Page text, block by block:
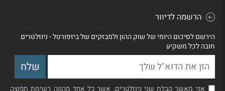
הרשמה לדיוור
הירשם לסיכום היומי של שוק ההון ולמבזקים של ביזפורטל - ניוזלטרים
חובה לכל משקיע
אני מאשר קבלת שני ניוזלטרים, אשר כל אחד מהווה רשימת תפוצה